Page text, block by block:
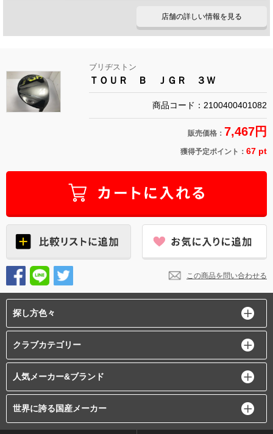
店舗の詳しい情報を見る
ブリヂストン
ＴＯＵＲ Ｂ ＪＧＲ ３Ｗ
商品コード：2100400401082
販売価格： 7,467円
獲得予定ポイント： 67 pt
この商品を問い合わせる
探し方色々
クラブカテゴリー
人気メーカー&ブランド
世界に誇る国産メーカー